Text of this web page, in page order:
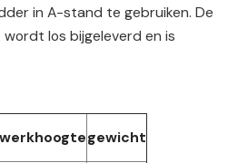
in A-stand te gebruiken. De
los bijgeleverd en is
werkhoogtegewicht